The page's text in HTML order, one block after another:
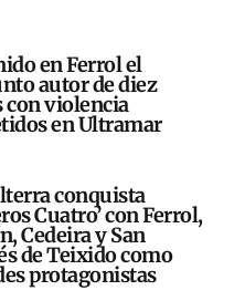
en Ferrol el
autor de diez
con violencia
en Ultramar
conquista
Cuatro’ con Ferrol,
Cedeira y San
de Teixido como
protagonistas